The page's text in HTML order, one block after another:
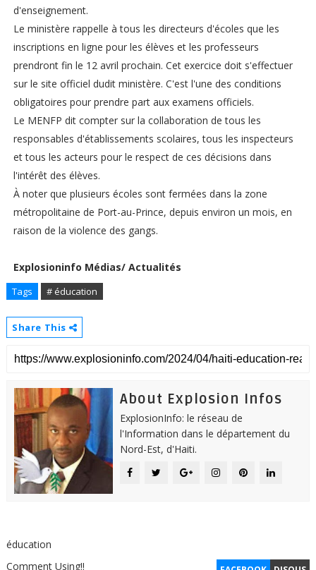
d'enseignement.
Le ministère rappelle à tous les directeurs d'écoles que les
inscriptions en ligne pour les élèves et les professeurs
prendront fin le 12 avril prochain. Cet exercice doit s'effectuer
sur le site officiel dudit ministère. C'est l'une des conditions
obligatoires pour prendre part aux examens officiels.
Le MENFP dit compter sur la collaboration de tous les
responsables d'établissements scolaires, tous les inspecteurs
et tous les acteurs pour le respect de ces décisions dans
l'intérêt des élèves.
À noter que plusieurs écoles sont fermées dans la zone
métropolitaine de Port-au-Prince, depuis environ un mois, en
raison de la violence des gangs.
Explosioninfo Médias/ Actualités
Tags # éducation
Share This
About Explosion Infos
ExplosionInfo: le réseau de
l'Information dans le département du
Nord-Est, d'Haiti.
éducation
Comment Using!!